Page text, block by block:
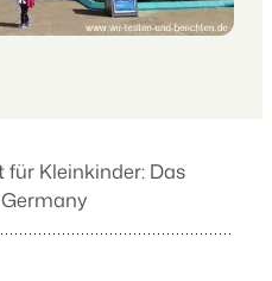
für Kleinkinder: Das